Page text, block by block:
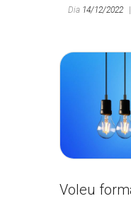
Dia 14/12/2022
Voleu